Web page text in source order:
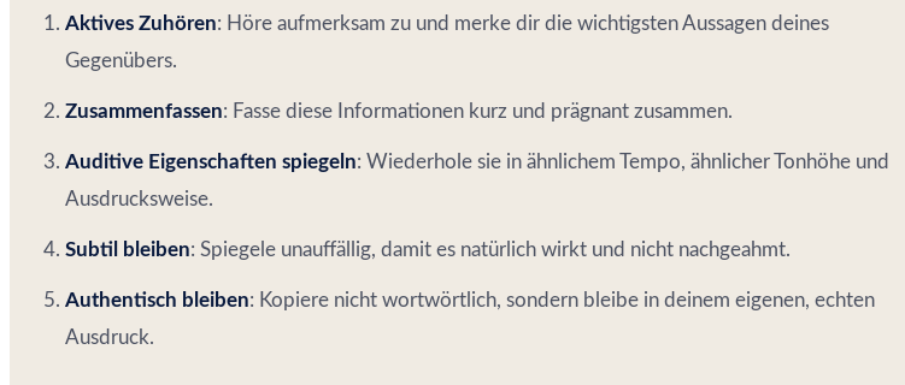
Aktives Zuhören: Höre aufmerksam zu und merke dir die wichtigsten Aussagen deines
Gegenübers.
Zusammenfassen: Fasse diese Informationen kurz und prägnant zusammen.
Auditive Eigenschaften spiegeln: Wiederhole sie in ähnlichem Tempo, ähnlicher Tonhöhe und
Ausdrucksweise.
Subtil bleiben: Spiegele unauffällig, damit es natürlich wirkt und nicht nachgeahmt.
Authentisch bleiben: Kopiere nicht wortwörtlich, sondern bleibe in deinem eigenen, echten
Ausdruck.